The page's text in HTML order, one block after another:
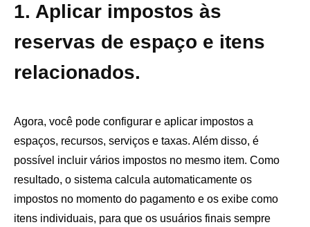
1. Aplicar impostos às
reservas de espaço e itens
relacionados.
Agora, você pode configurar e aplicar impostos a
espaços, recursos, serviços e taxas. Além disso, é
possível incluir vários impostos no mesmo item. Como
resultado, o sistema calcula automaticamente os
impostos no momento do pagamento e os exibe como
itens individuais, para que os usuários finais sempre